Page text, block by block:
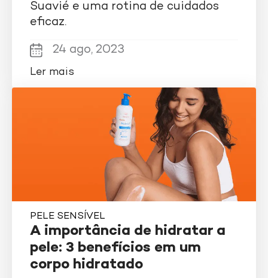
Suavié e uma rotina de cuidados
eficaz.
24 ago, 2023
Ler mais
PELE SENSÍVEL
A importância de hidratar a
pele: 3 benefícios em um
corpo hidratado